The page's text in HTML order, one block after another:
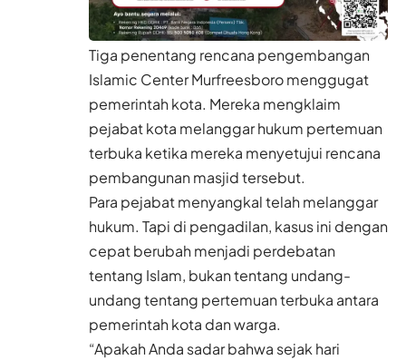
Tiga penentang rencana pengembangan
Islamic Center Murfreesboro menggugat
pemerintah kota. Mereka mengklaim
pejabat kota melanggar hukum pertemuan
terbuka ketika mereka menyetujui rencana
pembangunan masjid tersebut.
Para pejabat menyangkal telah melanggar
hukum. Tapi di pengadilan, kasus ini dengan
cepat berubah menjadi perdebatan
tentang Islam, bukan tentang undang-
undang tentang pertemuan terbuka antara
pemerintah kota dan warga.
“Apakah Anda sadar bahwa sejak hari